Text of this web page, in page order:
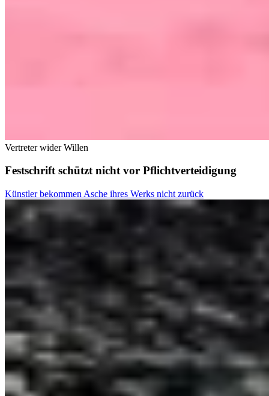
Vertreter wider Willen
Festschrift schützt nicht vor Pflichtverteidigung
Künstler bekommen Asche ihres Werks nicht zurück